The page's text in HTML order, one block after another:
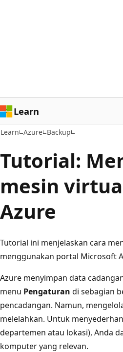
Learn
Learn Azure Backup
Tutorial:
mesin
Azure
Tutorial ini menjelaskan cara
menggunakan portal Microsoft
Azure menyimpan data
menu Pengaturan di sebagian
pencadangan. Namun,
melelahkan. Untuk
departemen atau lokasi), Anda
komputer yang relevan.